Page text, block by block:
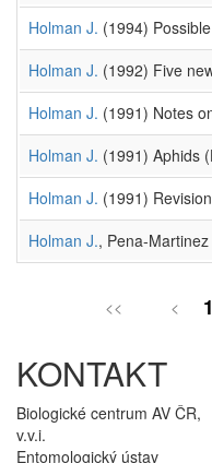
Holman J. (1994)
Holman J. (1992) Five
Holman J. (1991) Notes
Holman J. (1991) Aphids
Holman J. (1991)
Holman J., Pena-
<< < 1
KONTAKT
Biologické centrum AV ČR,
v.v.i.
Entomologický ústav